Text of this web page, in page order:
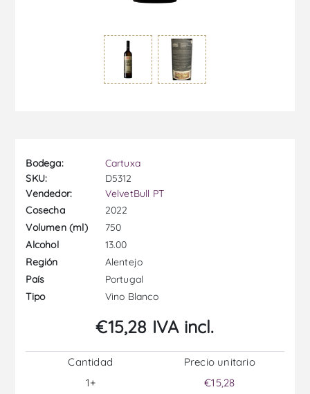
Bodega:
Cartuxa
SKU:
D5312
Vendedor:
VelvetBull PT
Cosecha
2022
Volumen (ml)
750
Alcohol
13.00
Región
Alentejo
País
Portugal
Tipo
Vino Blanco
€15,28 IVA incl.
Cantidad
1+
Precio unitario
€15,28